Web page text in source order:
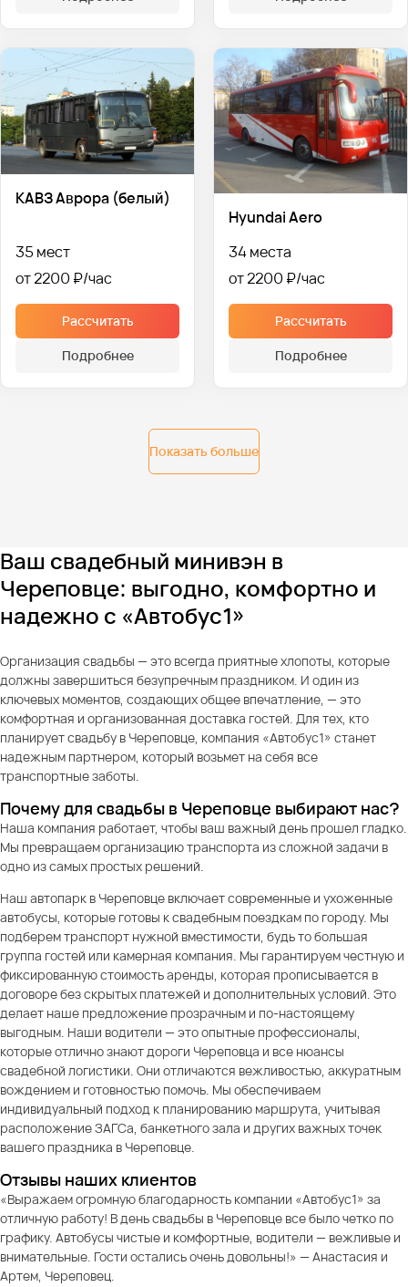
КАВЗ Аврора (белый)
35 мест
от 2200 ₽
Рассчитать
Подробнее
Hyundai Aero
34 места
от 2200 ₽
Рассчитать
Подробнее
Показать больше
Ваш свадебный минивэн в
Череповце: выгодно, комфортно и
надежно с «Автобус1»
Организация свадьбы — это всегда приятные хлопоты, которые
должны завершиться безупречным праздником. И один из
ключевых моментов, создающих общее впечатление, — это
комфортная и организованная доставка гостей. Для тех, кто
планирует свадьбу в Череповце, компания «Автобус1» станет
надежным партнером, который возьмет на себя все
транспортные заботы.
Почему для свадьбы в Череповце выбирают нас?
Наша компания работает, чтобы ваш важный день прошел гладко.
Мы превращаем организацию транспорта из сложной задачи в
одно из самых простых решений.
Наш автопарк в Череповце включает современные и ухоженные
автобусы, которые готовы к свадебным поездкам по городу. Мы
подберем транспорт нужной вместимости, будь то большая
группа гостей или камерная компания. Мы гарантируем честную и
фиксированную стоимость аренды, которая прописывается в
договоре без скрытых платежей и дополнительных условий. Это
делает наше предложение прозрачным и по-настоящему
выгодным. Наши водители — это опытные профессионалы,
которые отлично знают дороги Череповца и все нюансы
свадебной логистики. Они отличаются вежливостью, аккуратным
вождением и готовностью помочь. Мы обеспечиваем
индивидуальный подход к планированию маршрута, учитывая
расположение ЗАГСа, банкетного зала и других важных точек
вашего праздника в Череповце.
Отзывы наших клиентов
«Выражаем огромную благодарность компании «Автобус1» за
отличную работу! В день свадьбы в Череповце все было четко по
графику. Автобусы чистые и комфортные, водители — вежливые и
внимательные. Гости остались очень довольны!» — Анастасия и
Артем, Череповец.